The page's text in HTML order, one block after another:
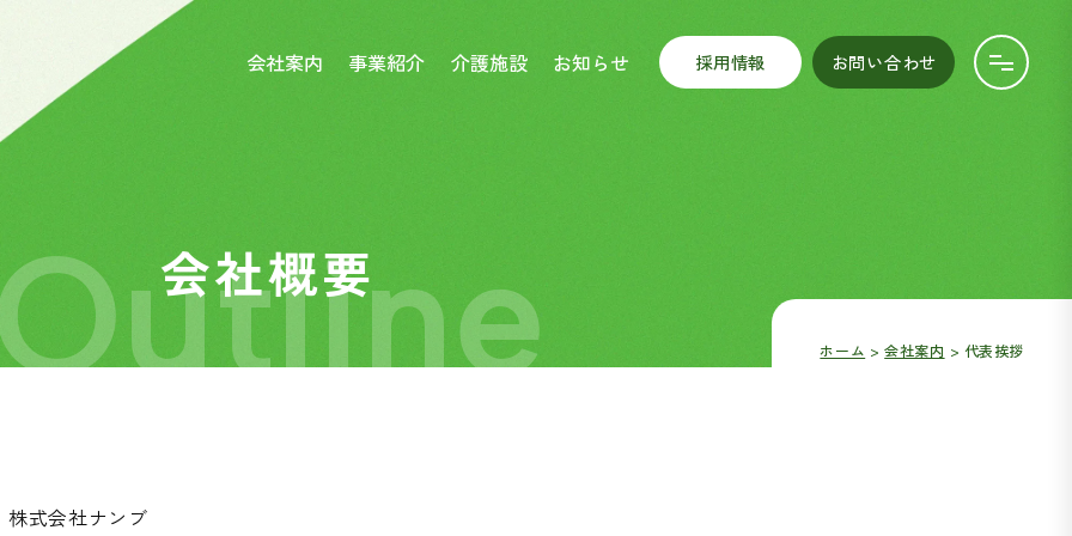
会社案内 事業紹介 介護施設 お知らせ 採用情報 お問い合わせ
会社概要
ホーム 会社案内 代表挨拶
株式会社ナンブ